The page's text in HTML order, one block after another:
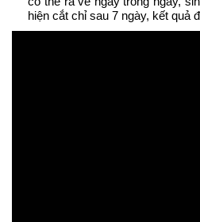
hiện cắt chỉ sau 7 ngày, kết quả